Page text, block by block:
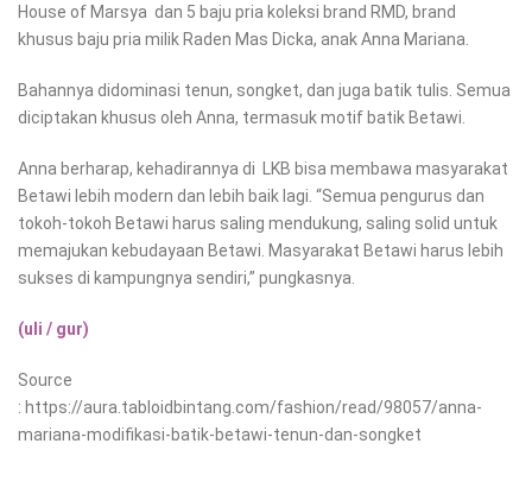
House of Marsya dan 5 baju pria koleksi brand RMD, brand
khusus baju pria milik Raden Mas Dicka, anak Anna Mariana.
Bahannya didominasi tenun, songket, dan juga batik tulis. Semua
diciptakan khusus oleh Anna, termasuk motif batik Betawi.
Anna berharap, kehadirannya di LKB bisa membawa masyarakat
Betawi lebih modern dan lebih baik lagi. “Semua pengurus dan
tokoh-tokoh Betawi harus saling mendukung, saling solid untuk
memajukan kebudayaan Betawi. Masyarakat Betawi harus lebih
sukses di kampungnya sendiri,” pungkasnya.
(uli / gur)
Source
: https://aura.tabloidbintang.com/fashion/read/98057/anna-
mariana-modifikasi-batik-betawi-tenun-dan-songket